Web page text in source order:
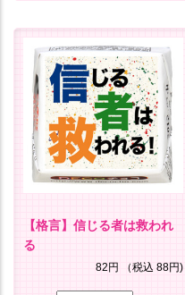
【格言】信じる者は救われ
る
82円 （税込 88円)